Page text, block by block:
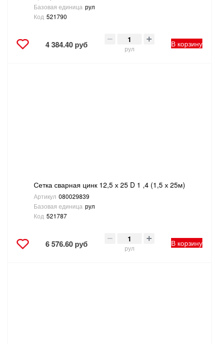
Базовая единица рул
Код 521790
4 384.40 руб рул
В корзину
Сетка сварная цинк 12,5 х 25 D 1 ,4 (1,5 х 25м)
Артикул 080029839
Базовая единица рул
Код 521787
6 576.60 руб рул
В корзину